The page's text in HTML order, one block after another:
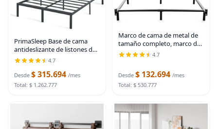
PrimaSleep Base de cama
antideslizante de listones de
acero resistente de 18
pulgadas, base de cama de
plataforma de fácil montaje,
base de colchón
4.7
Desde $ 315.694 /mes
Total: $ 1.262.777
Marco de cama de metal de
tamaño completo, marco de
cama resistente de 7
pulgadas, soporte de 9 patas
colchón, 3000 libras,
4.7
Desde $ 132.694 /mes
Total: $ 530.777